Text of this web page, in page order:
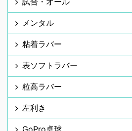
メンタル
粘着ラバー
表ソフトラバー
粒高ラバー
左利き
GoPro卓球